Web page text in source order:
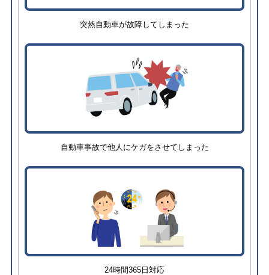
突然自動車が故障してしまった
自動車事故で他人にケガをさせてしまった
24時間365日対応